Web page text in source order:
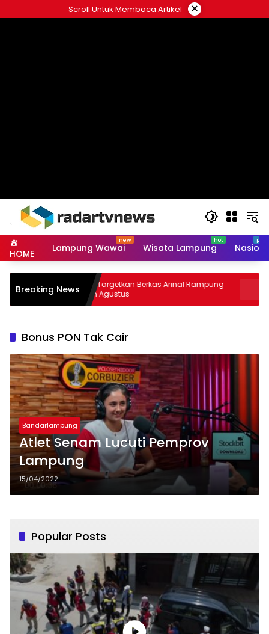
to
Scroll Untuk Membaca Artikel ×
HOME Lampung Wawai Wisata Lampung
Breaking News
Kejati Targetkan Berkas Arinal Rampung
Bulan Agustus
Bonus PON Tak Cair
Bandarlampung
Atlet Senam Lucuti Pemprov
Lampung
15/04/2022
Popular Posts